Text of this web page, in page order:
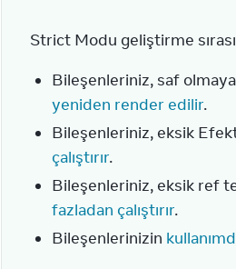
Strict Modu geliştirme
Bileşenleriniz, saf
yeniden render edilir.
Bileşenleriniz, eksik
çalıştırır.
Bileşenleriniz, eksik ref
fazladan çalıştırır.
Bileşenlerinizin